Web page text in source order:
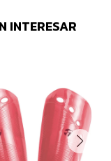
INTERESAR